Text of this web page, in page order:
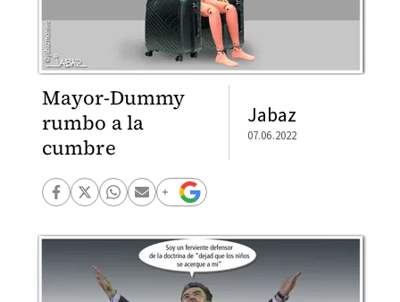
Mayor-Dummy
rumbo a la
cumbre
Jabaz
07.06.2022